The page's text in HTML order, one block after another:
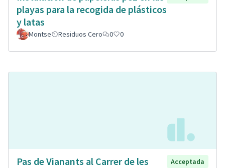
playas para la recogida de plásticos
y latas
Montse Residuos Cero 0 0
Pas de Vianants al Carrer de les
Acceptada